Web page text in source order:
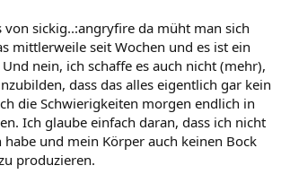
von sickig..:angryfire da müht man sich
mittlerweile seit Wochen und es ist ein
nein, ich schaffe es auch nicht (mehr),
dass das alles eigentlich gar kein
die Schwierigkeiten morgen endlich in
Ich glaube einfach daran, dass ich nicht
und mein Körper auch keinen Bock
produzieren.